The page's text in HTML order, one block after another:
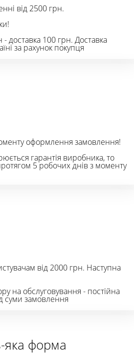
від 2500 грн.
- доставка 100 грн. Доставка
за рахунок покупця
оформлення замовлення!
гарантія виробника, то
5 робочих днів з моменту
від 2000 грн. Наступна
на обслуговування - постійна
суми замовлення
яка форма